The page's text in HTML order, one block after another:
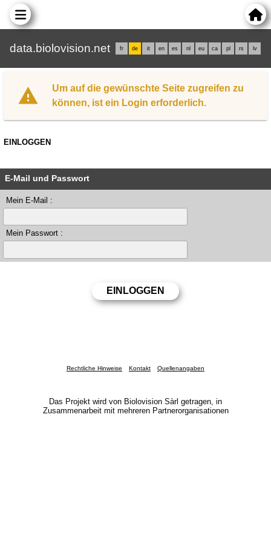
data.biolovision.net fr de it en es nl eu ca pl rs lv
Um auf die gewünschte Seite zugreifen zu
können, ist ein Login erforderlich.
EINLOGGEN
E-Mail und Passwort
Mein E-Mail :
Mein Passwort :
Rechtliche Hinweise Kontakt Quellenangaben
Das Projekt wird von Biolovision Sàrl getragen, in
Zusammenarbeit mit mehreren Partnerorganisationen